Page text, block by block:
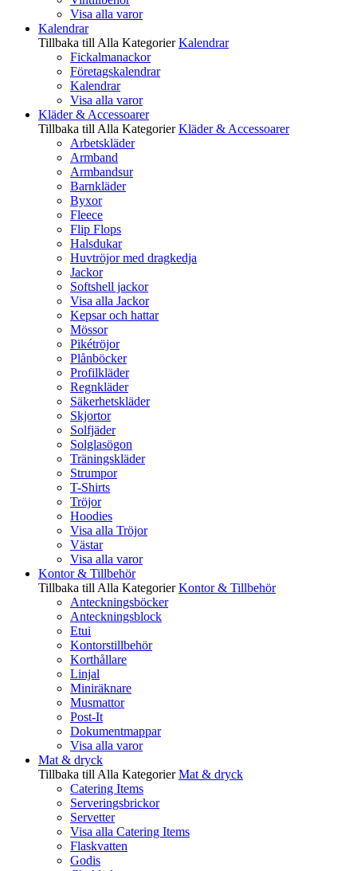
Visa alla varor
Kalendrar
Tillbaka till Alla Kategorier Kalendrar
Fickalmanackor
Företagskalendrar
Kalendrar
Visa alla varor
Kläder & Accessoarer
Tillbaka till Alla Kategorier Kläder & Accessoarer
Arbetskläder
Armband
Armbandsur
Barnkläder
Byxor
Fleece
Flip Flops
Halsdukar
Huvtröjor med dragkedja
Jackor
Softshell jackor
Visa alla Jackor
Kepsar och hattar
Mössor
Pikétröjor
Plånböcker
Profilkläder
Regnkläder
Säkerhetskläder
Skjortor
Solfjäder
Solglasögon
Träningskläder
Strumpor
T-Shirts
Tröjor
Hoodies
Visa alla Tröjor
Västar
Visa alla varor
Kontor & Tillbehör
Tillbaka till Alla Kategorier Kontor & Tillbehör
Anteckningsböcker
Anteckningsblock
Etui
Kontorstillbehör
Korthållare
Linjal
Miniräknare
Musmattor
Post-It
Dokumentmappar
Visa alla varor
Mat & dryck
Tillbaka till Alla Kategorier Mat & dryck
Catering Items
Serveringsbrickor
Servetter
Visa alla Catering Items
Flaskvatten
Godis